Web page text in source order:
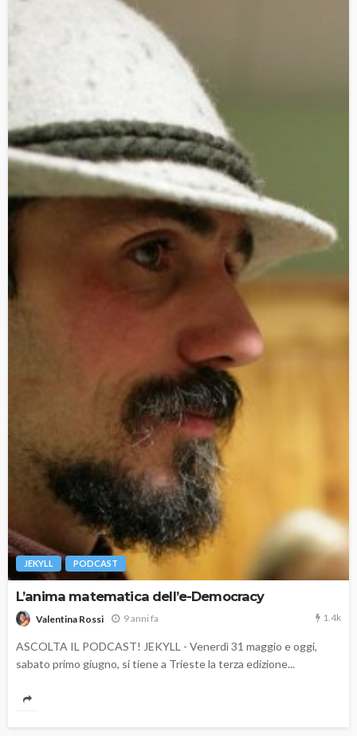
JEKYLL PODCAST
L’anima matematica dell’e-Democracy
Valentina Rossi 9 anni fa 1.4k
ASCOLTA IL PODCAST! JEKYLL - Venerdì 31 maggio e oggi,
sabato primo giugno, si tiene a Trieste la terza edizione...